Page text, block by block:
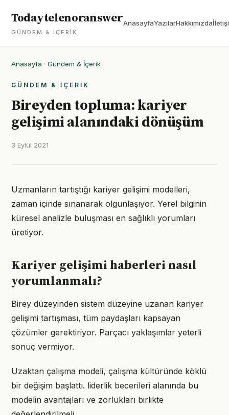
Todaytelenoranswer
GÜNDEM & İÇERIK
AnasayfaYazılarHakkımızda
Anasayfa · Gündem & İçerik
GÜNDEM & İÇERIK
Bireyden topluma: kariyer
gelişimi alanındaki dönüşüm
3 Eylül 2021
Uzmanların tartıştığı kariyer gelişimi modelleri,
zaman içinde sınanarak olgunlaşıyor. Yerel bilginin
küresel analizle buluşması en sağlıklı yorumları
üretiyor.
Kariyer gelişimi haberleri nasıl
yorumlanmalı?
Birey düzeyinden sistem düzeyine uzanan kariyer
gelişimi tartışması, tüm paydaşları kapsayan
çözümler gerektiriyor. Parçacı yaklaşımlar yeterli
sonuç vermiyor.
Uzaktan çalışma modeli, çalışma kültüründe köklü
bir değişim başlattı. liderlik becerileri alanında bu
modelin avantajları ve zorlukları birlikte